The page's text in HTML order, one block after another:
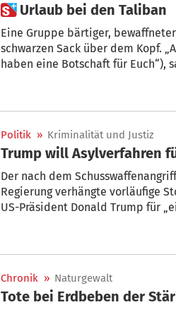
 Urlaub bei den Taliban
Eine Gruppe bärtiger,
schwarzen Sack über dem Kopf.
haben eine Botschaft für Euch“),
in sozialen Medien kursiert.
Politik » Kriminalität und Justiz
Der nach dem
Regierung verhängte vorläufige
US-Präsident Donald Trump für
Chronik » Naturgewalt
Tote bei Erdbeben der